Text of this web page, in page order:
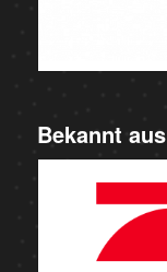
Bekannt aus